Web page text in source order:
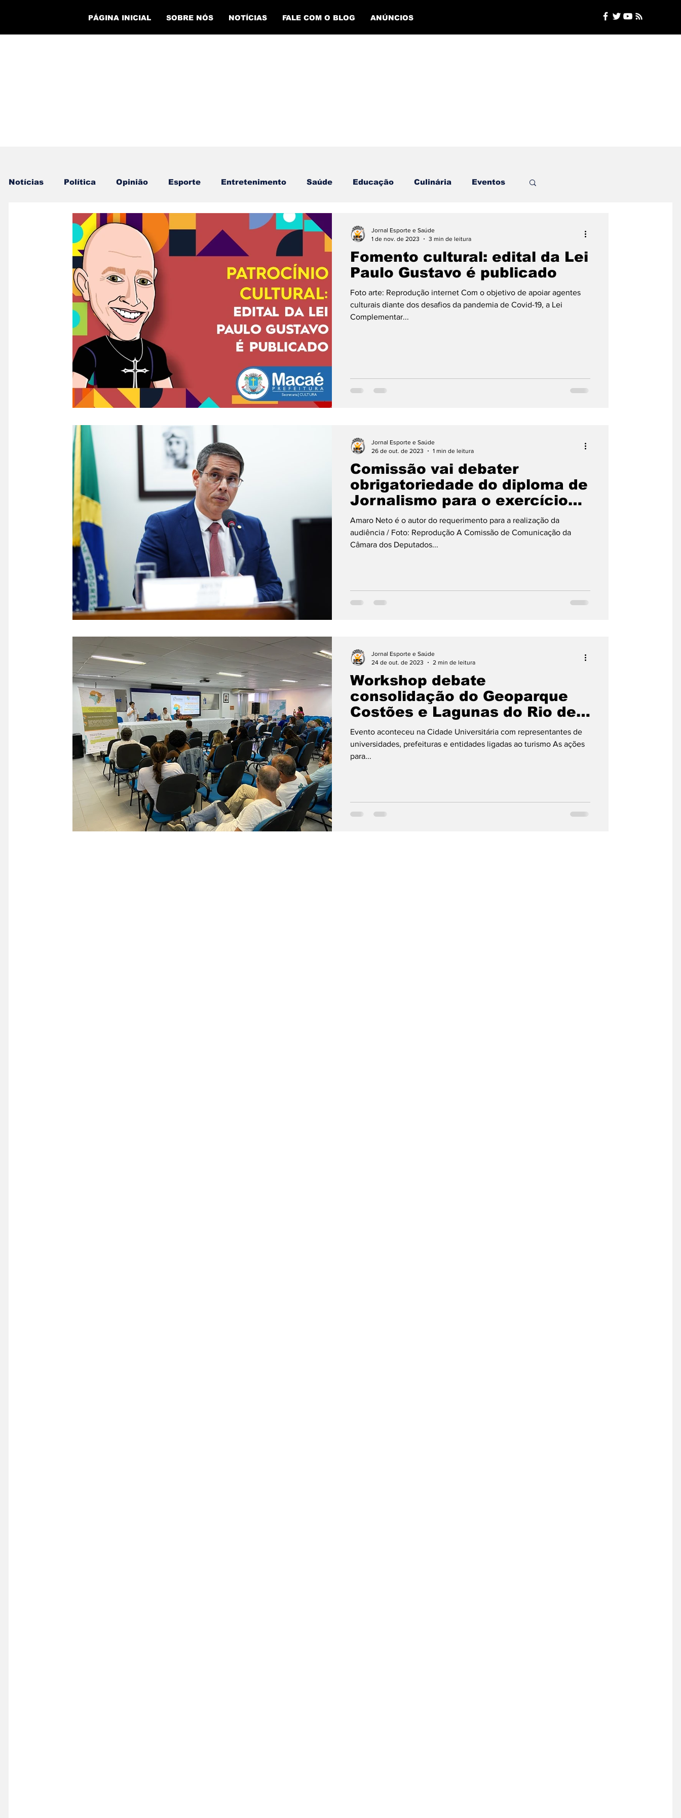
PÁGINA INICIAL SOBRE NÓS NOTÍCIAS FALE COM O BLOG ANÚNCIOS
Notícias Política Opinião Esporte Entretenimento Saúde Educação Culinária Eventos
Evento Esportivo Evento Cultural Plantão de Polícia
COLUNA MÔNICA BRAGA Coluna Nutricionista Janira Braga Concursos Evento Musical
Campanha Educativa Evento Musical Mestrado e Doutorado Notícia
Projetos Evento Libertadores 2023 Brasileirão 2023
Fomento cultural: edital da Lei
Paulo Gustavo é publicado
Foto arte: Reprodução internet Com o objetivo de apoiar agentes
culturais diante dos desafios da pandemia de Covid-19, a Lei
Complementar...
Jornal Esporte e Saúde
1 de nov. de 2023
3 min de leitura
Comissão vai debater
obrigatoriedade do diploma de
Jornalismo para o exercício
da profissão
Amaro Neto é o autor do requerimento para a realização da
audiência / Foto: Reprodução A Comissão de Comunicação da
Câmara dos Deputados...
Jornal Esporte e Saúde
26 de out. de 2023
1 min de leitura
Workshop debate
consolidação do Geoparque
Costões e Lagunas do Rio de
Janeiro
Evento aconteceu na Cidade Universitária com representantes de
universidades, prefeituras e entidades ligadas ao turismo As ações
para...
Jornal Esporte e Saúde
24 de out. de 2023
2 min de leitura